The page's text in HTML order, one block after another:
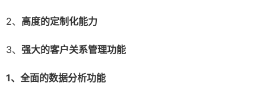
2、 高度的定制化能力
3、 强大的客户关系管理功能
1、全面的数据分析功能